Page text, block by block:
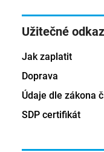
Užitečné
Jak zaplatit
Doprava
Údaje dle zákona
SDP certifikát